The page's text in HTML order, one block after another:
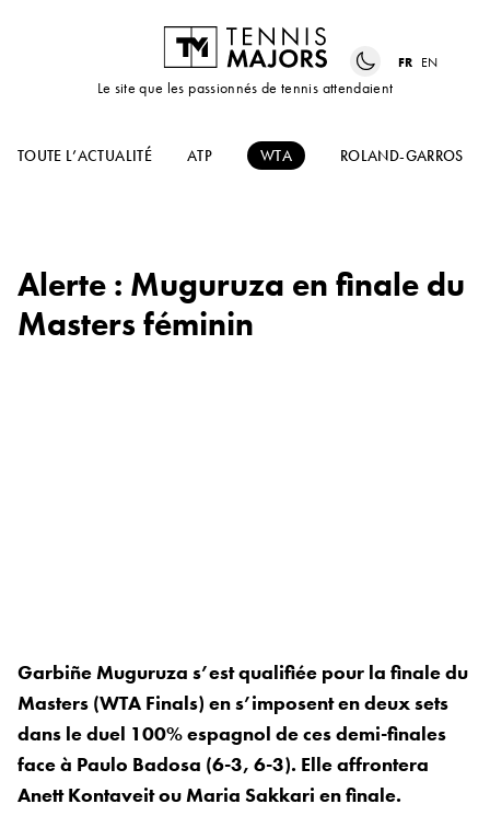
Le site que les passionnés de tennis attendaient
FR EN
TOUTE L’ACTUALITÉ ATP WTA ROLAND-GARROS
Alerte : Muguruza en finale du
Masters féminin
Garbiñe Muguruza s’est qualifiée pour la finale du
Masters (WTA Finals) en s’imposent en deux sets
dans le duel 100% espagnol de ces demi-finales
face à Paulo Badosa (6-3, 6-3). Elle affrontera
Anett Kontaveit ou Maria Sakkari en finale.